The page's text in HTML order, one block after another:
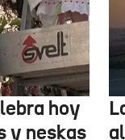
hoy
y neskas